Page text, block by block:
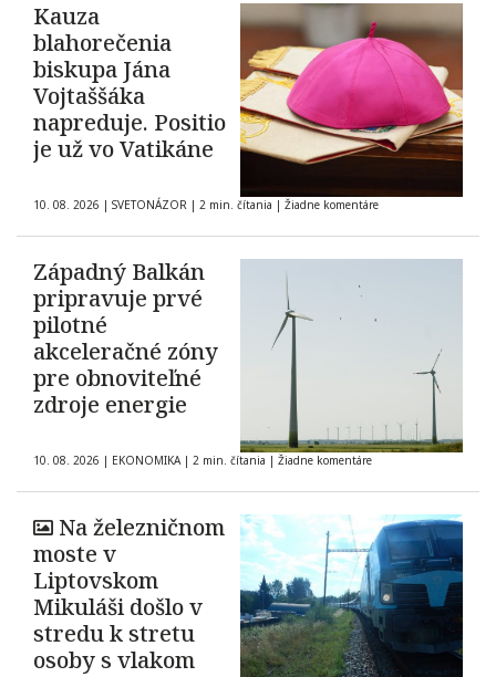
Kauza
blahorečenia
biskupa Jána
Vojtaššáka
napreduje. Positio
je už vo Vatikáne
10. 08. 2026 | SVETONÁZOR | 2 min. čítania | Žiadne komentáre
Západný Balkán
pripravuje prvé
pilotné
akceleračné zóny
pre obnoviteľné
zdroje energie
10. 08. 2026 | EKONOMIKA | 2 min. čítania | Žiadne komentáre
Na železničnom
moste v
Liptovskom
Mikuláši došlo v
stredu k stretu
osoby s vlakom